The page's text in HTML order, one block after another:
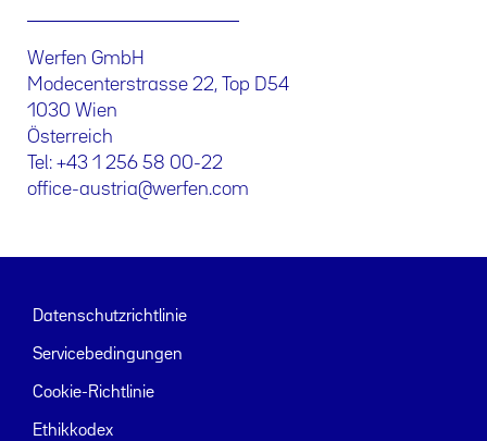
Werfen GmbH
Modecenterstrasse 22, Top D54
1030 Wien
Österreich
Tel: +43 1 256 58 00-22
office-austria@werfen.com
Datenschutzrichtlinie
Servicebedingungen
Cookie-Richtlinie
Ethikkodex